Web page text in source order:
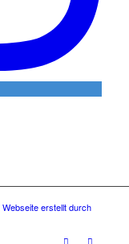
Webseite erstellt durch